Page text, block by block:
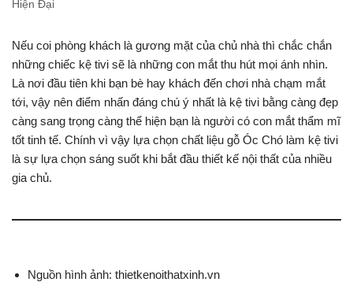
Hiện Đại
Nếu coi phòng khách là gương mặt của chủ nhà thì chắc chắn
những chiếc kệ tivi sẽ là những con mắt thu hút mọi ánh nhìn.
Là nơi đầu tiên khi bạn bè hay khách đến chơi nhà chạm mắt
tới, vậy nên điểm nhấn đáng chú ý nhất là kệ tivi bằng càng đẹp
càng sang trọng càng thể hiện bạn là người có con mắt thẩm mĩ
tốt tinh tế. Chính vì vậy lựa chọn chất liệu gỗ Óc Chó làm kệ tivi
là sự lựa chọn sáng suốt khi bắt đầu thiết kế nội thất của nhiều
gia chủ.
Nguồn hình ảnh: thietkenoithatxinh.vn